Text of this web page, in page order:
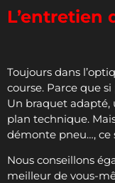
L’entretien
Toujours dans
course. Parce que
Un braquet adapté,
plan technique.
démonte pneu…, ce
Nous conseillons
meilleur de vous-